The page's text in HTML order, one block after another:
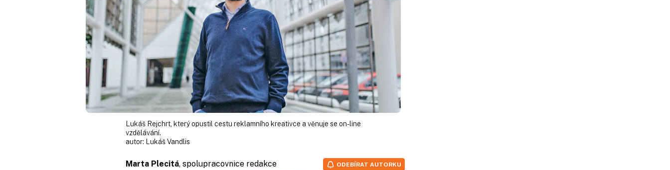
Lukáš Rejchrt, který opustil cestu reklamního kreativce a věnuje se on-line
vzdělávání.
autor: Lukáš Vandlis
Marta Plecitá, spolupracovnice redakce
ODEBÍRAT AUTORKU